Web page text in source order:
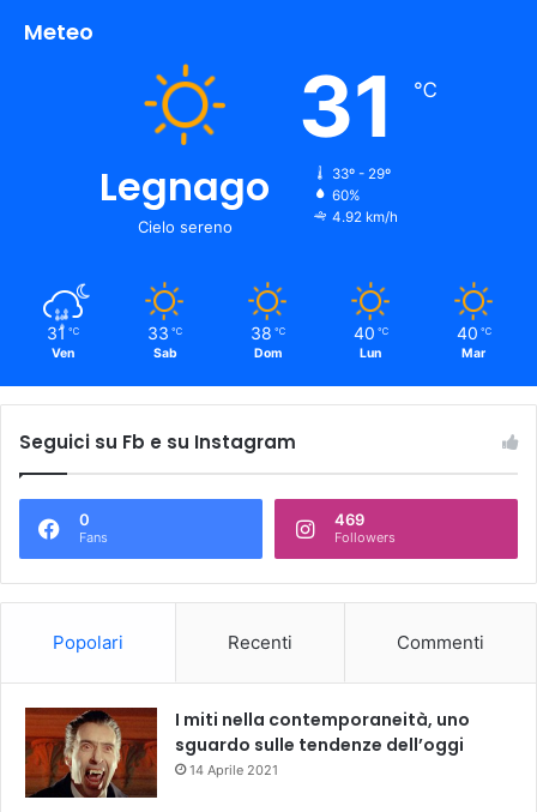
Meteo
Legnago
Cielo sereno
31 ℃
33º - 29º
60%
4.92 km/h
31 ℃
Ven
33 ℃
Sab
38 ℃
Dom
40 ℃
Lun
40 ℃
Mar
Seguici su Fb e su Instagram
0
Fans
469
Followers
Popolari Recenti Commenti
I miti nella contemporaneità, uno
sguardo sulle tendenze dell’oggi
14 Aprile 2021